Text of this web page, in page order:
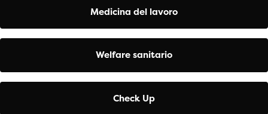
Medicina del lavoro
Welfare sanitario
Check Up